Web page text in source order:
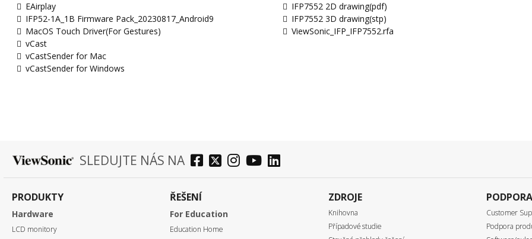
EAirplay
IFP52-1A_1B Firmware Pack_20230817_Android9
MacOS Touch Driver(For Gestures)
vCast
vCastSender for Mac
vCastSender for Windows
IFP7552 2D drawing(pdf)
IFP7552 3D drawing(stp)
ViewSonic_IFP_IFP7552.rfa
SLEDUJTE NÁS NA
PRODUKTY
Hardware
LCD monitory
ŘEŠENÍ
For Education
Education Home
ZDROJE
Knihovna
Případové studie
Customer
Podpora